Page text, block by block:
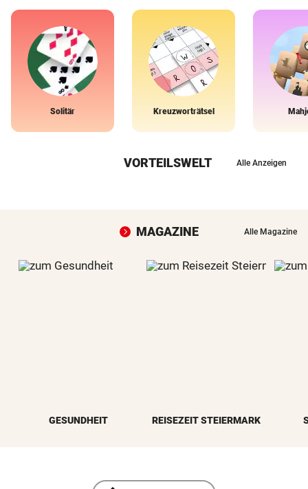
Solitär Kreuzworträtsel
VORTEILSWELT Alle Anzeigen
MAGAZINE Alle Magazine
GESUNDHEIT REISEZEIT STEIERMARK